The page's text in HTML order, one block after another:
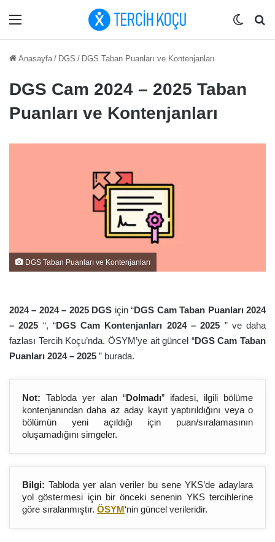
Menü Dış
Anasayfa / DGS / DGS Taban Puanları ve Kontenjanları
DGS Cam 2024 – 2025 Taban
Puanları ve Kontenjanları
DGS Taban Puanları ve Kontenjanları
2024 – 2024 – 2025DGS için “DGS Cam Taban Puanları 2024
– 2025 “, “DGS Cam Kontenjanları 2024 – 2025 ” ve daha
fazlası Tercih Koçu’nda. ÖSYM’ye ait güncel “DGS Cam Taban
Puanları 2024 – 2025 ” burada.
Not: Tabloda yer alan “Dolmadı” ifadesi, ilgili bölüme
kontenjanından daha az aday kayıt yaptırıldığını veya o
bölümün yeni açıldığı için puan/sıralamasının
oluşamadığını simgeler.
Bilgi: Tabloda yer alan veriler bu sene YKS’de adaylara
yol göstermesi için bir önceki senenin YKS tercihlerine
göre sıralanmıştır. ÖSYM‘nin güncel verileridir.